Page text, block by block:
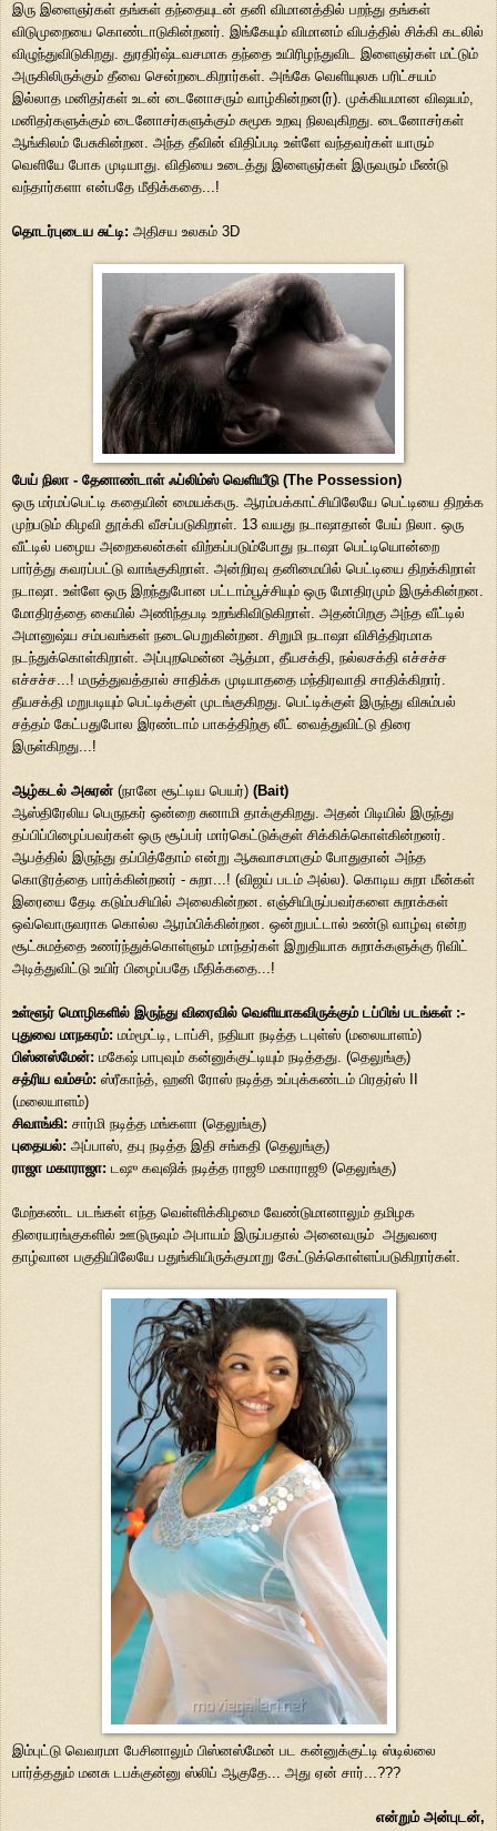
இரு இளைஞர்கள் தங்கள் தந்தையுடன் தனி விமானத்தில் பறந்து தங்கள்
விடுமுறையை கொண்டாடுகின்றனர். இங்கேயும் விமானம் விபத்தில் சிக்கி கடலில்
விழுந்துவிடுகிறது. துரதிர்ஷ்டவசமாக தந்தை உயிரிழந்துவிட இளைஞர்கள் மட்டும்
அருகிலிருக்கும் தீவை சென்றடைகிறார்கள். அங்கே வெளியுலக பரிட்சயம்
இல்லாத மனிதர்கள் உடன் டைனோசரும் வாழ்கின்றன(ர்). முக்கியமான விஷயம்,
மனிதர்களுக்கும் டைனோசர்களுக்கும் சுமூக உறவு நிலவுகிறது. டைனோசர்கள்
ஆங்கிலம் பேசுகின்றன. அந்த தீவின் விதிப்படி உள்ளே வந்தவர்கள் யாரும்
வெளியே போக முடியாது. விதியை உடைத்து இளைஞர்கள் இருவரும் மீண்டு
வந்தார்களா என்பதே மீதிக்கதை...!
தொடர்புடைய சுட்டி: அதிசய உலகம் 3D
பேய் நிலா - தேனாண்டாள் ஃப்லிம்ஸ் வெளியீடு (The Possession)
ஒரு மர்மப்பெட்டி கதையின் மையக்கரு. ஆரம்பக்காட்சியிலேயே பெட்டியை திறக்க
முற்படும் கிழவி தூக்கி வீசப்படுகிறாள். 13 வயது நடாஷாதான் பேய் நிலா. ஒரு
வீட்டில் பழைய அறைகலன்கள் விற்கப்படும்போது நடாஷா பெட்டியொன்றை
பார்த்து கவரப்பட்டு வாங்குகிறாள். அன்றிரவு தனிமையில் பெட்டியை திறக்கிறாள்
நடாஷா. உள்ளே ஒரு இறந்துபோன பட்டாம்பூச்சியும் ஒரு மோதிரமும் இருக்கின்றன.
மோதிரத்தை கையில் அணிந்தபடி உறங்கிவிடுகிறாள். அதன்பிறகு அந்த வீட்டில்
அமானுஷ்ய சம்பவங்கள் நடைபெறுகின்றன. சிறுமி நடாஷா விசித்திரமாக
நடந்துக்கொள்கிறாள். அப்புறமென்ன ஆத்மா, தீயசக்தி, நல்லசக்தி எச்சச்ச
எச்சச்ச...! மருத்துவத்தால் சாதிக்க முடியாததை மந்திரவாதி சாதிக்கிறார்.
தீயசக்தி மறுபடியும் பெட்டிக்குள் முடங்குகிறது. பெட்டிக்குள் இருந்து விசும்பல்
சத்தம் கேட்பதுபோல இரண்டாம் பாகத்திற்கு லீட் வைத்துவிட்டு திரை
இருள்கிறது...!
ஆழ்கடல் அசுரன் (நானே சூட்டிய பெயர்) (Bait)
ஆஸ்திரேலிய பெருநகர் ஒன்றை சுனாமி தாக்குகிறது. அதன் பிடியில் இருந்து
தப்பிப்பிழைப்பவர்கள் ஒரு சூப்பர் மார்கெட்டுக்குள் சிக்கிக்கொள்கின்றனர்.
ஆபத்தில் இருந்து தப்பித்தோம் என்று ஆசுவாசமாகும் போதுதான் அந்த
கொடூரத்தை பார்க்கின்றனர் - சுறா...! (விஜய் படம் அல்ல). கொடிய சுறா மீன்கள்
இரையை தேடி கடும்பசியில் அலைகின்றன. எஞ்சியிருப்பவர்களை சுறாக்கள்
ஒவ்வொருவராக கொல்ல ஆரம்பிக்கின்றன. ஒன்றுபட்டால் உண்டு வாழ்வு என்ற
சூட்சுமத்தை உணர்ந்துக்கொள்ளும் மாந்தர்கள் இறுதியாக சுறாக்களுக்கு ரிவிட்
அடித்துவிட்டு உயிர் பிழைப்பதே மீதிக்கதை...!
உள்ளூர் மொழிகளில் இருந்து விரைவில் வெளியாகவிருக்கும் டப்பிங் படங்கள் :-
புதுவை மாநகரம்: மம்மூட்டி, டாப்சி, நதியா நடித்த டபுள்ஸ் (மலையாளம்)
பிஸ்னஸ்மேன்: மகேஷ் பாபுவும் கன்னுக்குட்டியும் நடித்தது. (தெலுங்கு)
சத்ரிய வம்சம்: ஸ்ரீகாந்த், ஹனி ரோஸ் நடித்த உப்புக்கண்டம் பிரதர்ஸ் II
(மலையாளம்)
சிவாங்கி: சார்மி நடித்த மங்களா (தெலுங்கு)
புதையல்: அப்பாஸ், தபு நடித்த இதி சங்கதி (தெலுங்கு)
ராஜா மகாராஜா: டஷு கவுஷிக் நடித்த ராஜூ மகாராஜூ (தெலுங்கு)
மேற்கண்ட படங்கள் எந்த வெள்ளிக்கிழமை வேண்டுமானாலும் தமிழக
திரையரங்குகளில் ஊடுருவும் அபாயம் இருப்பதால் அனைவரும் அதுவரை
தாழ்வான பகுதியிலேயே பதுங்கியிருக்குமாறு கேட்டுக்கொள்ளப்படுகிறார்கள்.
இம்புட்டு வெவரமா பேசினாலும் பிஸ்னஸ்மேன் பட கன்னுக்குட்டி ஸ்டில்லை
பார்த்ததும் மனசு டபக்குன்னு ஸ்லிப் ஆகுதே... அது ஏன் சார்...???
என்றும் அன்புடன்,